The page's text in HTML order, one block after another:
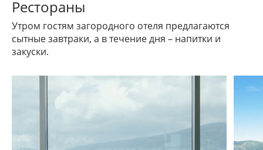
Рестораны
Утром гостям загородного отеля предлагаются
сытные завтраки, а в течение дня – напитки и
закуски.